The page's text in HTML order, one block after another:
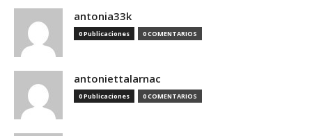
antonia33k
0 Publicaciones 0 COMENTARIOS
antoniettalarnac
0 Publicaciones 0 COMENTARIOS